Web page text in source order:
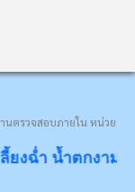
นตรวจสอบภายใน หน่วย
ตกงาม โป่งข่า